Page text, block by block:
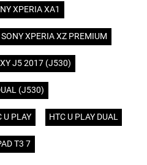
XPERIA XA1
SONY XPERIA XZ PREMIUM
J5 2017 (J530)
(J530)
U PLAY HTC U PLAY DUAL
T3 7